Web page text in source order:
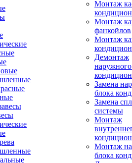
Монтаж
Монтаж
фанкойлов
Монтаж
Демонтаж
Замена
блока
Замена
системы
Монтаж
Монтаж
блока